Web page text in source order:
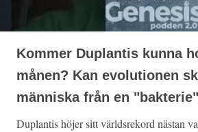
Kommer Duplantis kunna
månen? Kan evolutionen
människa från en
Duplantis höjer sitt världsrekord nästan